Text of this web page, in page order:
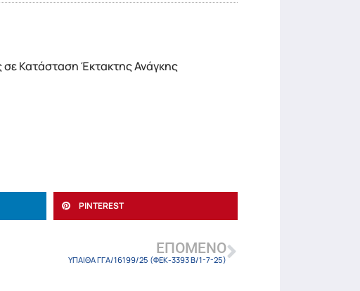
Κατάσταση Έκτακτης Ανάγκης
PINTEREST
ΕΠΌΜΕΝΟ
ΥΠΑΙΘΑ ΓΓΑ/16199/25 (ΦΕΚ-3393 Β/1-7-25)